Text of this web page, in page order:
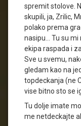
spremit stolove.
skupili, ja, Zrilic,
polako prema
nasipu… Tu su mi
ekipa raspada i
Sve u svemu,
gledam kao na
topdeckanja (ne
vise bitno sto se
Tu dolje imate
me netdeckajte